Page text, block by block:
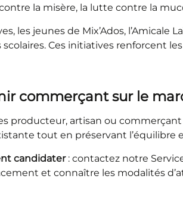
la misère, la lutte contre la
les jeunes de Mix’Ados,
scolaires. Ces initiatives renforcent
commerçant sur le
producteur, artisan ou
tout en préservant
candidater: contactez notre
et connaître les modalités